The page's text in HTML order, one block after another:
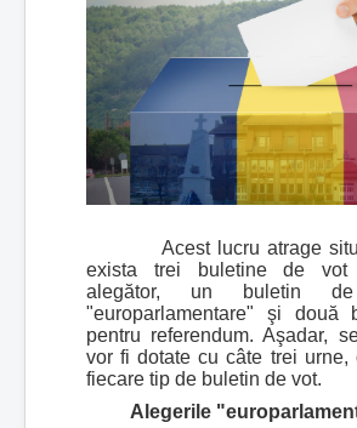
Acest lucru atrage
exista trei buletine de vot
alegător, un buletin
"europarlamentare" şi două
pentru referendum. Aşadar,
vor fi dotate cu câte trei urne,
fiecare tip de buletin de vot.
Alegerile